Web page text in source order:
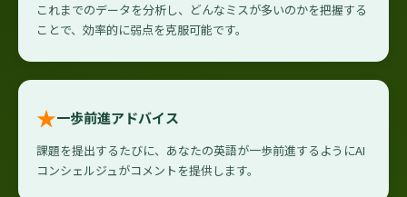
これまでのデータを分析し、どんなミスが多いのかを把握する
ことで、効率的に弱点を克服可能です。
★一歩前進アドバイス
課題を提出するたびに、あなたの英語が一歩前進するようにAI
コンシェルジュがコメントを提供します。